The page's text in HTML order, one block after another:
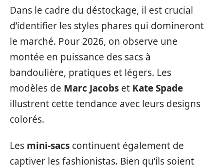
Dans le cadre du déstockage, il est crucial
d’identifier les styles phares qui domineront
le marché. Pour 2026, on observe une
montée en puissance des sacs à
bandoulière, pratiques et légers. Les
modèles de Marc Jacobs et Kate Spade
illustrent cette tendance avec leurs designs
colorés.
Les mini-sacs continuent également de
captiver les fashionistas. Bien qu’ils soient